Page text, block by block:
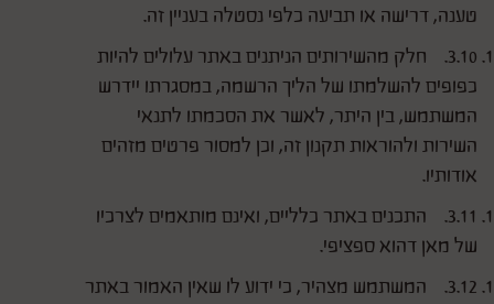
טענה, דרישה או תביעה כלפי נסטלה בעניין זה.
3.10. חלק מהשירותים הניתנים באתר עלולים להיות
כפופים להשלמתו של הליך הרשמה, במסגרתו יידרש
המשתמש, בין היתר, לאשר את הסכמתו לתנאי
השירות ולהוראות תקנון זה, וכן למסור פרטים מזהים
אודותיו.
3.11. התכנים באתר כלליים, ואינם מותאמים לצרכיו
של מאן דהוא ספציפי.
3.12. המשתמש מצהיר, כי ידוע לו שאין האמור באתר